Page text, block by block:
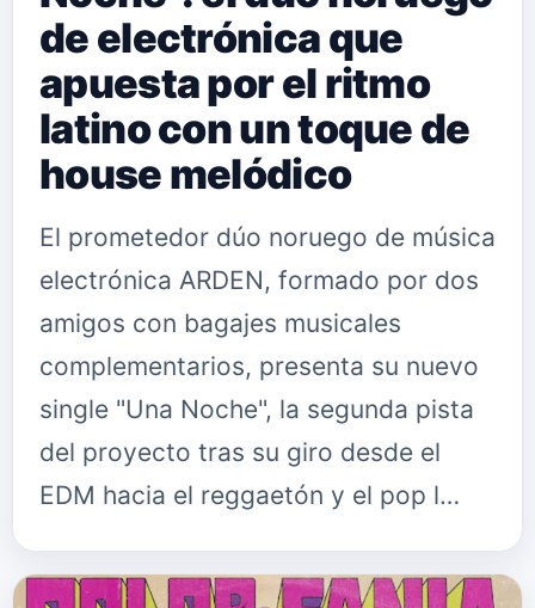
de electrónica que
apuesta por el ritmo
latino con un toque de
house melódico
El prometedor dúo noruego de música
electrónica ARDEN, formado por dos
amigos con bagajes musicales
complementarios, presenta su nuevo
single "Una Noche", la segunda pista
del proyecto tras su giro desde el
EDM hacia el reggaetón y el pop l…